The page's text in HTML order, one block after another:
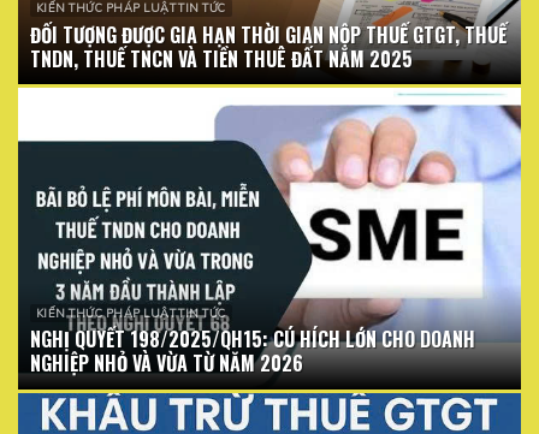
KIẾN THỨC PHÁP LUẬT TIN TỨC
ĐỐI TƯỢNG ĐƯỢC GIA HẠN THỜI GIAN NỘP THUẾ GTGT, THUẾ
TNDN, THUẾ TNCN VÀ TIỀN THUÊ ĐẤT NĂM 2025
KIẾN THỨC PHÁP LUẬT TIN TỨC
NGHỊ QUYẾT 198/2025/QH15: CÚ HÍCH LỚN CHO DOANH
NGHIỆP NHỎ VÀ VỪA TỪ NĂM 2026